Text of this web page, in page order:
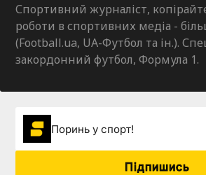
Спортивний журналіст,
роботи в спортивних медіа -
(Football.ua, UA-Футбол та ін.).
закордонний футбол, Формула 1.
Поринь у спорт!
Підпишись